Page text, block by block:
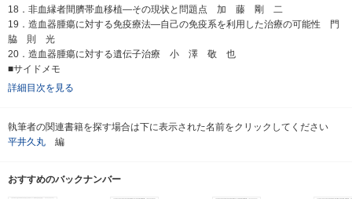
18．非血縁者間臍帯血移植―その現状と問題点 加 藤 剛 二
19．造血器腫瘍に対する免疫療法―自己の免疫系を利用した治療の可能性 門
脇 則 光
20．造血器腫瘍に対する遺伝子治療 小 澤 敬 也
■サイドメモ
詳細目次を見る
執筆者の関連書籍を探す場合は下に表示された名前をクリックしてください
平井久丸 編
おすすめのバックナンバー